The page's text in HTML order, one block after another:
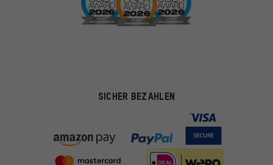
SICHER BEZAHLEN